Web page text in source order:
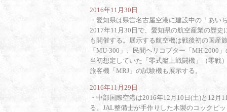
2016年11月30日
・ 愛知県は県営名古屋空港に建設中の「あい
2017年11月30日で、愛知県の航空産業の歴
も開催する。展示する航空機は戦後初の国産
「MU-300」、民間ヘリコプター「MH-2000
当初想定していた「零式艦上戦闘機」（零戦
旅客機「MRJ」の試験機も展示する。
2016年11月29日
・ 中部国際空港は2016年12月10日(土)と12月
る。JAL整備士が手作りした木製のコックピ